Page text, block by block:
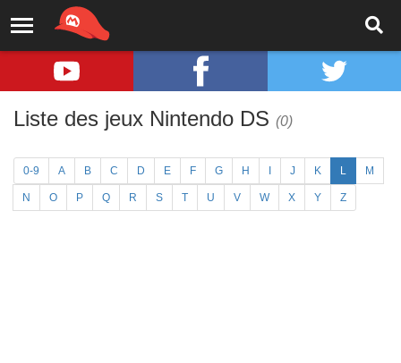
Liste des jeux Nintendo DS (0)
0-9 A B C D E F G H J K L M
N O P Q R S T U V W X Y Z